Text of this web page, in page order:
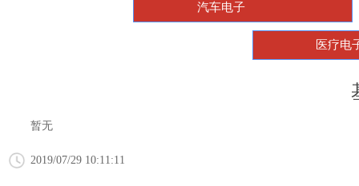
汽车电子
医疗电
暂无
2019/07/29 10:11:11